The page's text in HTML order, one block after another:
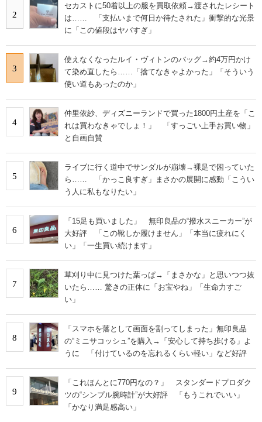
2
セカストに50着以上の服を買取依頼→渡されたレシート
は…… 「支払いまで何日か待たされた」衝撃的な光景
に「この値段はヤバすぎ」
3
使えなくなったルイ・ヴィトンのバッグ→約4万円かけ
て染め直したら……「捨てなきゃよかった」「そういう
使い道もあったのか」
4
仲里依紗、ディズニーランドで買った1800円土産を「こ
れは買わなきゃでしょ！」 「すっごい上手お買い物」
と自画自賛
5
ライブに行く道中でサンダルが崩壊→裸足で困っていた
ら…… 「かっこ良すぎ」まさかの展開に感動「こうい
う人に私もなりたい」
6
「15足も買いました」 無印良品の“撥水スニーカー”が
大好評 「この靴しか履けません」「本当に疲れにく
い」「一生買い続けます」
7
草刈り中に見つけた葉っぱ→「まさかな」と思いつつ抜
いたら…… 驚きの正体に「お宝やね」「生命力すご
い」
8
「スマホを落として画面を割ってしまった」無印良品
の“ミニサコッシュ”を購入→「安心して持ち歩ける」よ
うに 「付けているのを忘れるくらい軽い」など好評
9
「これほんとに770円なの？」 スタンダードプロダク
ツの“シンプル腕時計”が大好評 「もうこれでいい」
「かなり満足感高い」